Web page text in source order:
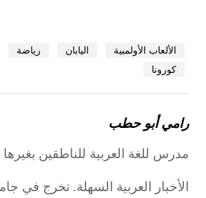
الألعاب الأولمبية اليابان رياضة
كورونا
رامي أبو حطب
مدرس للغة العربية للناطقين
الأخبار العربية السهلة. تخرج في